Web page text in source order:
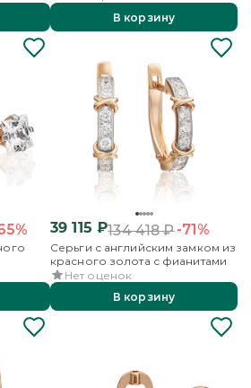
В корзину
39 115 ₽134 418₽-71%
Серьги с английским замком из
красного золота с фианитами
Нет оценок
В корзину